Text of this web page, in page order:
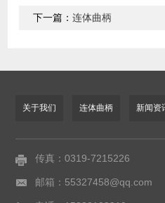
下一篇：连体曲柄
关于我们 连体曲柄 新闻资
传真：0319-7215226
邮箱：55327458@qq.com